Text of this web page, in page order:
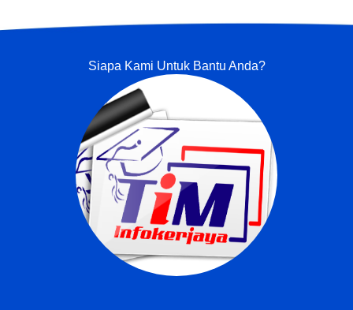
Siapa Kami Untuk Bantu Anda?